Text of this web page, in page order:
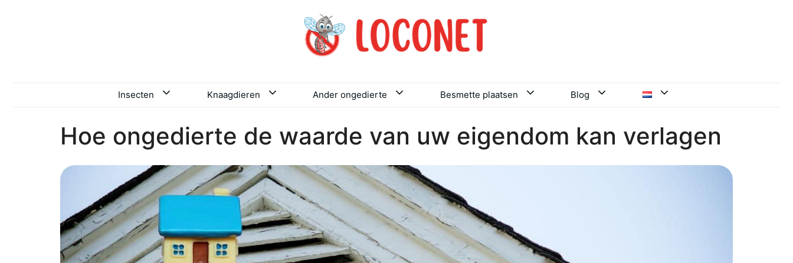
Insecten Knaagdieren Ander ongedierte Besmette plaatsen Blog
Hoe ongedierte de waarde van uw eigendom kan verlagen